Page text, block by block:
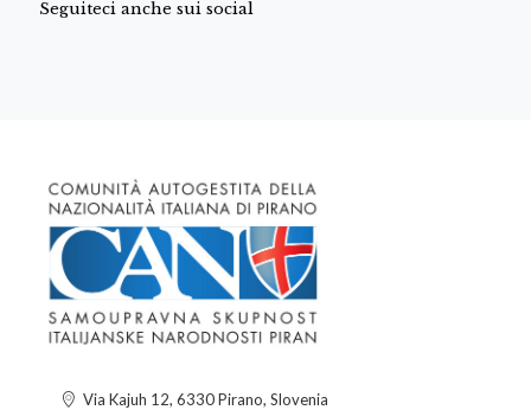
Seguiteci anche sui social
Via Kajuh 12, 6330 Pirano, Slovenia